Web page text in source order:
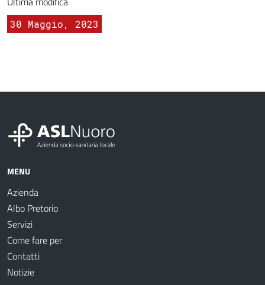
30 Maggio, 2023
MENU
Azienda
Albo Pretorio
Servizi
Come fare per
Contatti
Notizie